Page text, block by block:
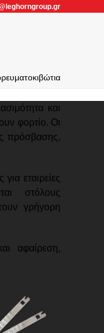
και
φορτίο. Οι
πρόσβασης,
εταιρείες
στόλους
γρήγορη
αφαίρεση,